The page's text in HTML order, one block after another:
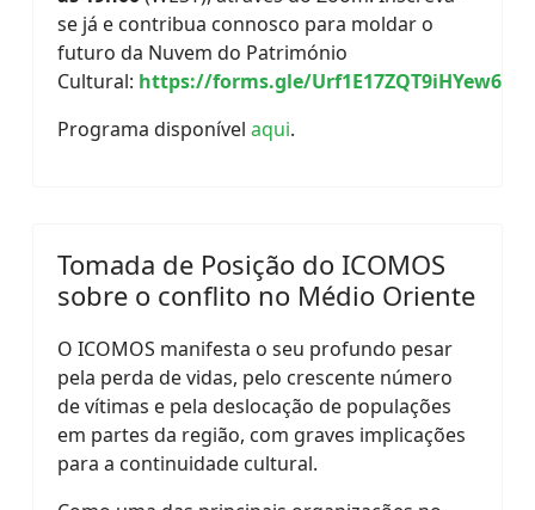
se já e contribua connosco para moldar o
futuro da Nuvem do Património
Cultural: https://forms.gle/Urf1E17ZQT9iHYew6
Programa disponível aqui.
Tomada de Posição do ICOMOS
sobre o conflito no Médio Oriente
O ICOMOS manifesta o seu profundo pesar
pela perda de vidas, pelo crescente número
de vítimas e pela deslocação de populações
em partes da região, com graves implicações
para a continuidade cultural.